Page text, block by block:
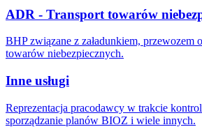
ADR - Transport towarów
BHP związane z załadunkiem, przewozem
towarów niebezpiecznych.
Inne usługi
Reprezentacja pracodawcy w trakcie
sporządzanie planów BIOZ i wiele innych.